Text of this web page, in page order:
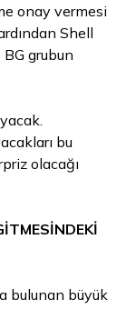
onay vermesi
Shell
grubun
bu
olacağı
bulunan büyük